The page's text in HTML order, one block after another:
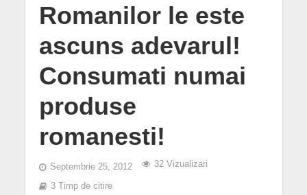
Romanilor le este
ascuns adevarul!
Consumati numai
produse
romanesti!
Septembrie 25, 2012 32 Vizualizari
3 Timp de citire